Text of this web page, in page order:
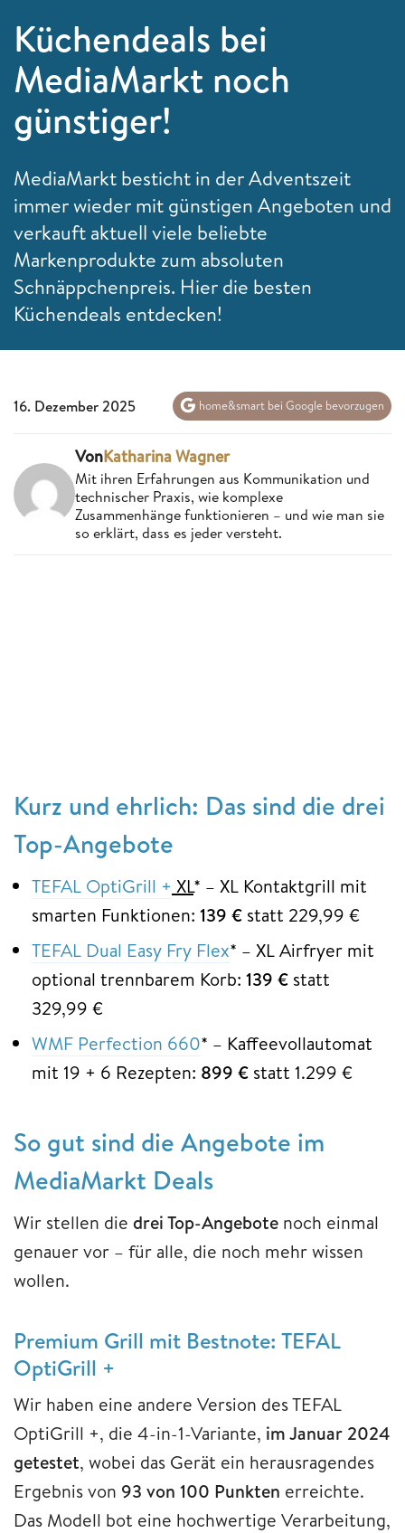
Küchendeals bei
MediaMarkt noch
günstiger!
MediaMarkt besticht in der Adventszeit
immer wieder mit günstigen Angeboten und
verkauft aktuell viele beliebte
Markenprodukte zum absoluten
Schnäppchenpreis. Hier die besten
Küchendeals entdecken!
16. Dezember 2025 home&smart bei Google bevorzugen
VonKatharina Wagner
Mit ihren Erfahrungen aus Kommunikation und
technischer Praxis, wie komplexe
Zusammenhänge funktionieren – und wie man sie
so erklärt, dass es jeder versteht.
Kurz und ehrlich: Das sind die drei
Top-Angebote
TEFAL OptiGrill + XL* – XL Kontaktgrill mit
smarten Funktionen: 139 € statt 229,99 €
TEFAL Dual Easy Fry Flex* – XL Airfryer mit
optional trennbarem Korb: 139 € statt
329,99 €
WMF Perfection 660* – Kaffeevollautomat
mit 19 + 6 Rezepten: 899 € statt 1.299 €
So gut sind die Angebote im
MediaMarkt Deals
Wir stellen die drei Top-Angebote noch einmal
genauer vor – für alle, die noch mehr wissen
wollen.
Premium Grill mit Bestnote: TEFAL
OptiGrill +
Wir haben eine andere Version des TEFAL
OptiGrill +, die 4-in-1-Variante, im Januar 2024
getestet, wobei das Gerät ein herausragendes
Ergebnis von 93 von 100 Punkten erreichte.
Das Modell bot eine hochwertige Verarbeitung,